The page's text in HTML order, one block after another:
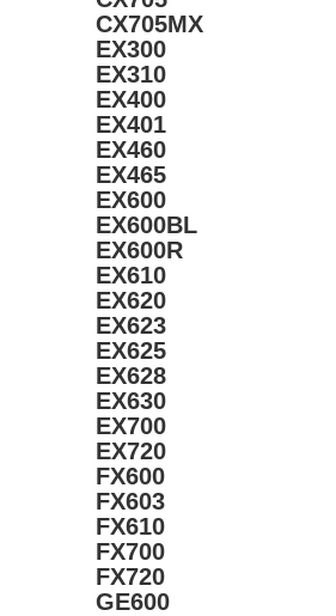
CX705MX
EX300
EX310
EX400
EX401
EX460
EX465
EX600
EX600BL
EX600R
EX610
EX620
EX623
EX625
EX628
EX630
EX700
EX720
FX600
FX603
FX610
FX700
FX720
GE600